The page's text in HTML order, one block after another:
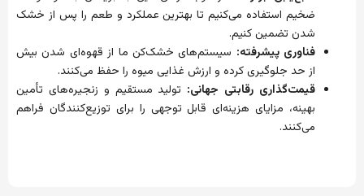
ضخیم استفاده می‌کنیم تا بهترین عملکرد و طعم را پس از خشک
شدن تضمینکنیم.
فناوری پیشرفته: سیستم‌های خشک‌کن ما از قهوه‌ای شدن بیش
از حد جلوگیریکرده و ارزش غذایی میوه را حفظ می‌کنند.
قیمت‌گذاری رقابتی جهانی: تولید مستقیم و زنجیره‌های تأمین
بهینه، مزایای هزینه‌ای قابل توجهی را برای توزیع‌کنندگان فراهم
می‌کنند.